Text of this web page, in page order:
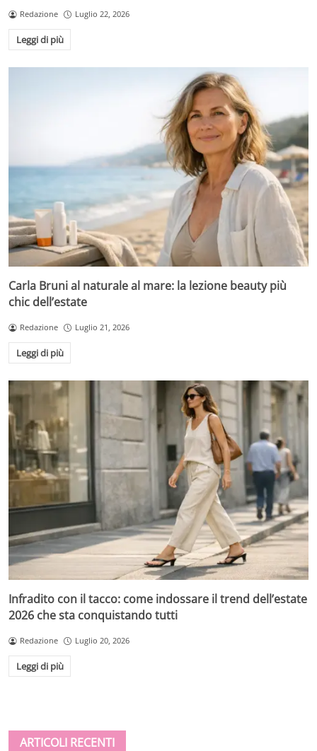
Redazione Luglio 22, 2026
Leggi di più
Carla Bruni al naturale al mare: la lezione beauty più
chic dell’estate
Redazione Luglio 21, 2026
Leggi di più
Infradito con il tacco: come indossare il trend dell’estate
2026 che sta conquistando tutti
Redazione Luglio 20, 2026
Leggi di più
ARTICOLI RECENTI